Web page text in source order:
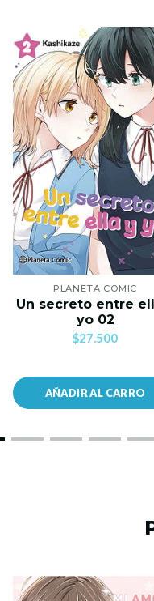
PLANETA COMIC
Un secreto entre
yo 02
$27.500
AÑADIR AL CARRO